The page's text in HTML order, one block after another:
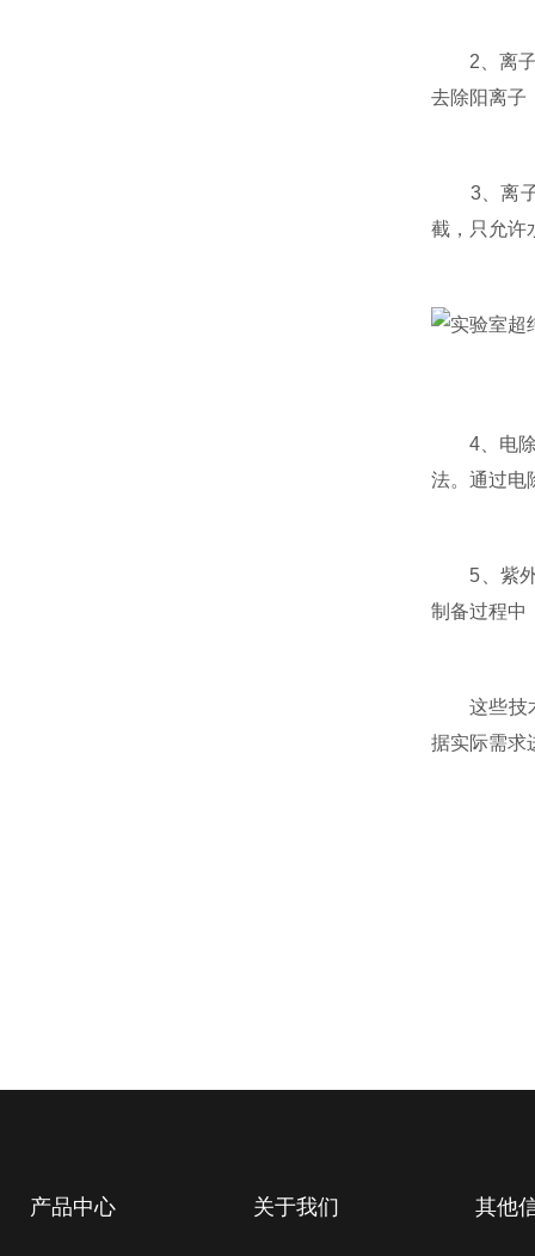
2、离子
去除阳离子
3、离子
截，只允许
4、电除
法。通过电
5、紫外
制备过程中
这些技术
据实际需求
产品中心 关于我们 其他